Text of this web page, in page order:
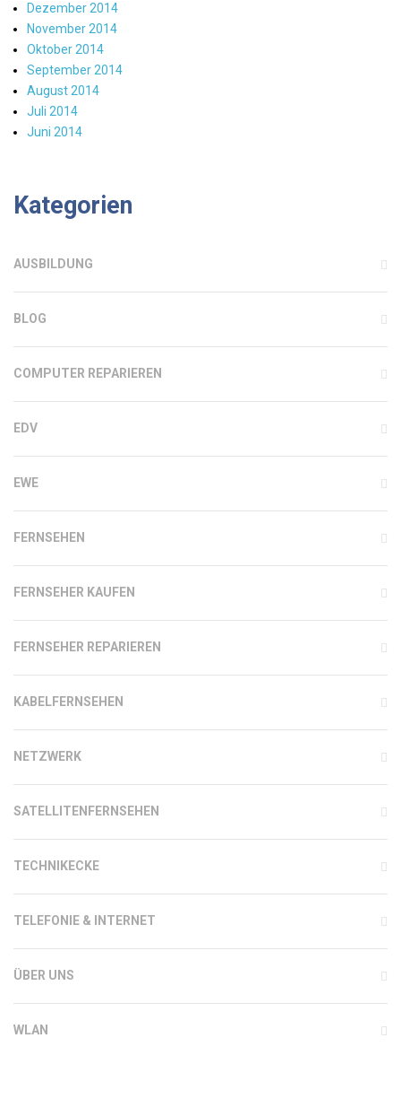
Dezember 2014
November 2014
Oktober 2014
September 2014
August 2014
Juli 2014
Juni 2014
Kategorien
AUSBILDUNG
BLOG
COMPUTER REPARIEREN
EDV
EWE
FERNSEHEN
FERNSEHER KAUFEN
FERNSEHER REPARIEREN
KABELFERNSEHEN
NETZWERK
SATELLITENFERNSEHEN
TECHNIKECKE
TELEFONIE & INTERNET
ÜBER UNS
WLAN